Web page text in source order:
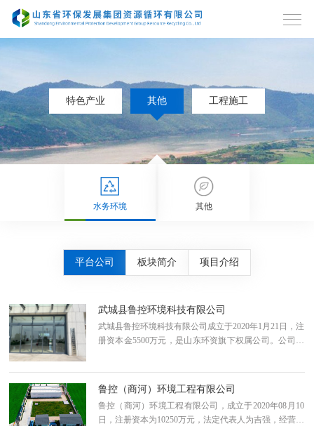
特色产业 其他 工程施工
水务环境 其他
平台公司 板块简介 项目介绍
武城县鲁控环境科技有限公司
武城县鲁控环境科技有限公司成立于2020年1月21日，注
册资本金5500万元，是山东环资旗下权属公司。公司经
程、基础设施建设项目管理、咨询。现阶段主要负责武
城县利城河、姜庄沟黑臭水体综合治理工程及武城县生
活垃圾转运站PPP项目投融资、建设、运营、移交等。
鲁控（商河）环境工程有限公司
鲁控（商河）环境工程有限公司，成立于2020年08月10
日，注册资本为10250万元，法定代表人为吉强，经营范